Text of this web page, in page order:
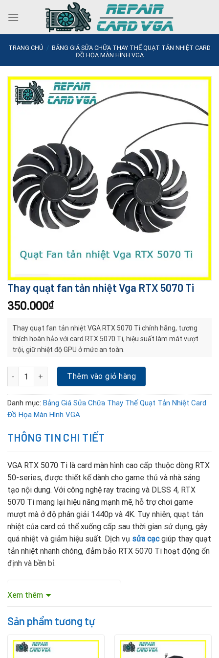
TRANG CHỦ / BẢNG GIÁ SỬA CHỮA THAY THẾ QUẠT TẢN NHIỆT CARD
ĐỒ HỌA MÀN HÌNH VGA
Thay quạt fan tản nhiệt Vga RTX 5070 Ti
350.000₫
Thay quạt fan tản nhiệt VGA RTX 5070 Ti chính hãng, tương
thích hoàn hảo với card RTX 5070 Ti, hiệu suất làm mát vượt
trội, giữ nhiệt độ GPU ở mức an toàn.
Thay quạt fan tản nhiệt Vga RTX 5070 Ti số lượng
Thêm vào giỏ hàng
Danh mục: Bảng Giá Sửa Chữa Thay Thế Quạt Tản Nhiệt Card
Đồ Họa Màn Hình VGA
THÔNG TIN CHI TIẾT
VGA RTX 5070 Ti là card màn hình cao cấp thuộc dòng RTX
50-series, được thiết kế dành cho game thủ và nhà sáng
tạo nội dung. Với công nghệ ray tracing và DLSS 4, RTX
5070 Ti mang lại hiệu năng mạnh mẽ, hỗ trợ chơi game
mượt mà ở độ phân giải 1440p và 4K. Tuy nhiên, quạt tản
nhiệt của card có thể xuống cấp sau thời gian sử dụng, gây
quá nhiệt và giảm hiệu suất. Dịch vụ sửa cạcgiúp thay quạt
tản nhiệt nhanh chóng, đảm bảo RTX 5070 Ti hoạt động ổn
định và bền bỉ.
Mục lục nội dung
Vì Sao Cần Thay Quạt Fan Tản Nhiệt VGA RTX
Quạt tản nhiệt là bộ phận quan trọng, giúp làm mát GPU,
Xem thêm
Sản phẩm tương tự